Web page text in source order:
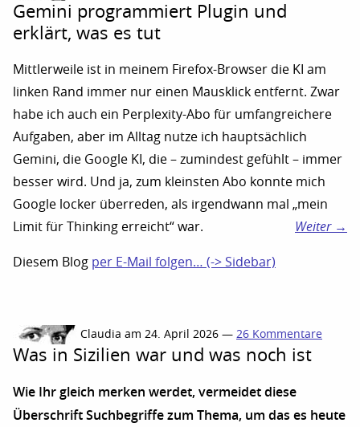
Gemini programmiert Plugin und
erklärt, was es tut
Mittlerweile ist in meinem Firefox-Browser die KI am
linken Rand immer nur einen Mausklick entfernt. Zwar
habe ich auch ein Perplexity-Abo für umfangreichere
Aufgaben, aber im Alltag nutze ich hauptsächlich
Gemini, die Google KI, die – zumindest gefühlt – immer
besser wird. Und ja, zum kleinsten Abo konnte mich
Google locker überreden, als irgendwann mal „mein
Limit für Thinking erreicht“ war.
Weiter →
Diesem Blog per E-Mail folgen… (-> Sidebar)
Claudia am 24. April 2026 — 26 Kommentare
Was in Sizilien war und was noch ist
Wie Ihr gleich merken werdet, vermeidet diese
Überschrift Suchbegriffe zum Thema, um das es heute